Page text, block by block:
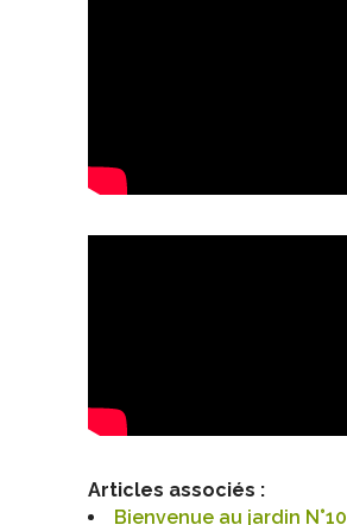
Articles associés :
Bienvenue au jardin N°10